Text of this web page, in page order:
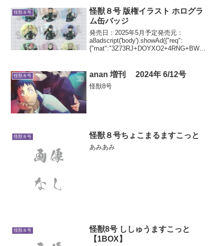
ジホログラム...
怪獣８号
怪獣８号 版権イラスト ホログラ
ム缶バッジ
発売日：2025年5月予定発売元：
a8adscript('body').showAd({"req":
{"mat":"3Z73RJ+DOYXO2+4RNG+BWGD
怪獣８号 anan 増刊 2024年 6/12号
怪獣8号
怪獣８号 怪獣８号ちょこまるますこっと
あみあみ
怪獣８号
怪獣8号 ししゅうますこっと
【1BOX】